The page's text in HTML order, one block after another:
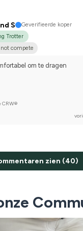
S
Geverifieerde koper
Trotter
not compete
om te dragen
CRW®
zien (40)